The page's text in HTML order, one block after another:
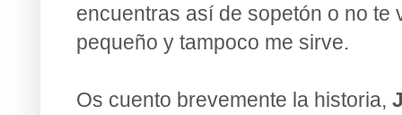
encuentras así de sopetón o no te
pequeño y tampoco me sirve.
Os cuento brevemente la historia,